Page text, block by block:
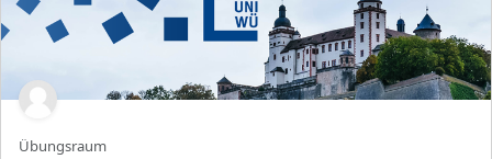
Kursun kısa adı
Übungsraum